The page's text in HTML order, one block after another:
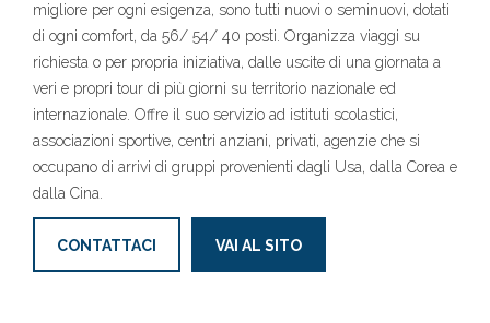
migliore per ogni esigenza, sono tutti nuovi o seminuovi, dotati
di ogni comfort, da 56/ 54/ 40 posti. Organizza viaggi su
richiesta o per propria iniziativa, dalle uscite di una giornata a
veri e propri tour di più giorni su territorio nazionale ed
internazionale. Offre il suo servizio ad istituti scolastici,
associazioni sportive, centri anziani, privati, agenzie che si
occupano di arrivi di gruppi provenienti dagli Usa, dalla Corea e
dalla Cina.
CONTATTACI VAI AL SITO